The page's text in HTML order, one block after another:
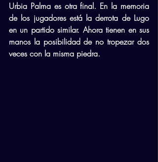
Urbia Palma es otra final. En la memoria
de los jugadores está la derrota de Lugo
en un partido similar. Ahora tienen en sus
manos la posibilidad de no tropezar dos
veces con la misma piedra.